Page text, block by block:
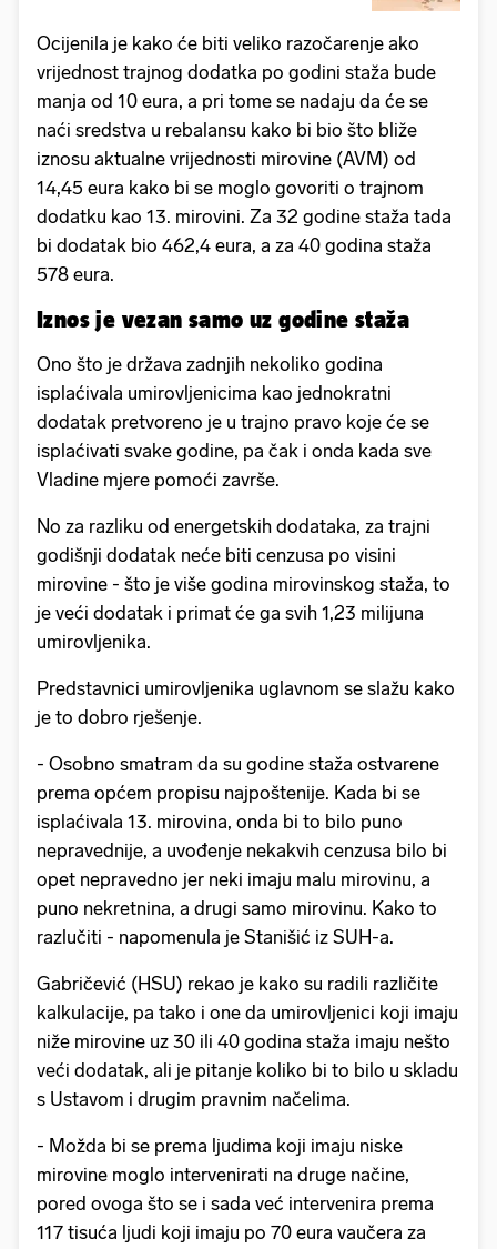
Ocijenila je kako će biti veliko razočarenje ako
vrijednost trajnog dodatka po godini staža bude
manja od 10 eura, a pri tome se nadaju da će se
naći sredstva u rebalansu kako bi bio što bliže
iznosu aktualne vrijednosti mirovine (AVM) od
14,45 eura kako bi se moglo govoriti o trajnom
dodatku kao 13. mirovini. Za 32 godine staža tada
bi dodatak bio 462,4 eura, a za 40 godina staža
578 eura.
Iznos je vezan samo uz godine staža
Ono što je država zadnjih nekoliko godina
isplaćivala umirovljenicima kao jednokratni
dodatak pretvoreno je u trajno pravo koje će se
isplaćivati svake godine, pa čak i onda kada sve
Vladine mjere pomoći završe.
No za razliku od energetskih dodataka, za trajni
godišnji dodatak neće biti cenzusa po visini
mirovine - što je više godina mirovinskog staža, to
je veći dodatak i primat će ga svih 1,23 milijuna
umirovljenika.
Predstavnici umirovljenika uglavnom se slažu kako
je to dobro rješenje.
- Osobno smatram da su godine staža ostvarene
prema općem propisu najpoštenije. Kada bi se
isplaćivala 13. mirovina, onda bi to bilo puno
nepravednije, a uvođenje nekakvih cenzusa bilo bi
opet nepravedno jer neki imaju malu mirovinu, a
puno nekretnina, a drugi samo mirovinu. Kako to
razlučiti - napomenula je Stanišić iz SUH-a.
Gabričević (HSU) rekao je kako su radili različite
kalkulacije, pa tako i one da umirovljenici koji imaju
niže mirovine uz 30 ili 40 godina staža imaju nešto
veći dodatak, ali je pitanje koliko bi to bilo u skladu
s Ustavom i drugim pravnim načelima.
- Možda bi se prema ljudima koji imaju niske
mirovine moglo intervenirati na druge načine,
pored ovoga što se i sada već intervenira prema
117 tisuća ljudi koji imaju po 70 eura vaučera za